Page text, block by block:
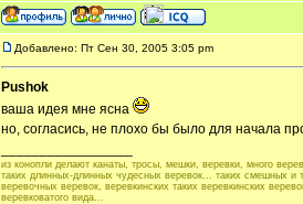
Добавлено: Пт Сен 30, 2005 3:05 pm
Pushok
ваша идея мне ясна
но, согласись, не плохо бы было для начала
из конопли делают канаты, тросы, мешки, веревки, много
таких длинных-длинных чудесных веревок... таких смешных и
веревочных веревок, веревкинских таких веревкинских
веревковатого вида...